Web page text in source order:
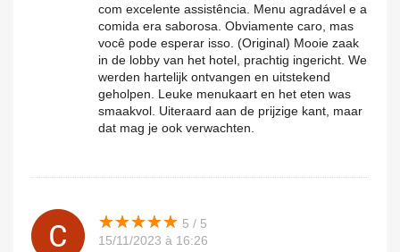
com excelente assistência. Menu agradável e a
comida era saborosa. Obviamente caro, mas
você pode esperar isso. (Original) Mooie zaak
in de lobby van het hotel, prachtig ingericht. We
werden hartelijk ontvangen en uitstekend
geholpen. Leuke menukaart en het eten was
smaakvol. Uiteraard aan de prijzige kant, maar
dat mag je ook verwachten.
★★★★★
★★★★★ 5 / 5
15/11/2023 à 16:26